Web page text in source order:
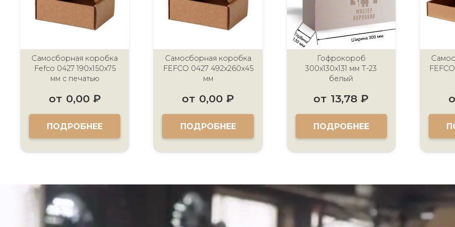
Самосборная коробка
Fefco 0427 190x150x75
мм с печатью
от 0,00 ₽
ПОДРОБНЕЕ
Самосборная коробка
FEFCO 0427 492x260x45
мм
от 0,00₽
ПОДРОБНЕЕ
Гофрокороб
300x130x131 мм Т-23
белый
от 13,78₽
ПОДРОБНЕЕ